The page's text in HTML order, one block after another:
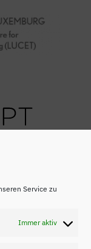
Service zu
Immer aktiv